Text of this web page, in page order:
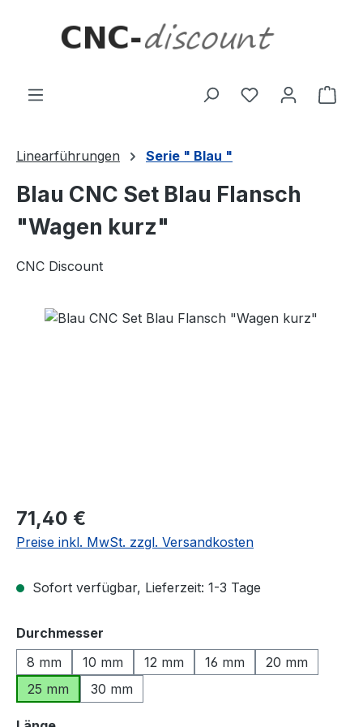
Linearführungen Serie " Blau "
Blau CNC Set Blau Flansch
"Wagen kurz"
CNC Discount
Bildergalerie überspringen
Regulärer Preis:
71,40 €
Preise inkl. MwSt. zzgl. Versandkosten
Sofort verfügbar, Lieferzeit: 1-3 Tage
Durchmesser
8 mm
10 mm 12 mm 16 mm
20 mm
25 mm
30 mm